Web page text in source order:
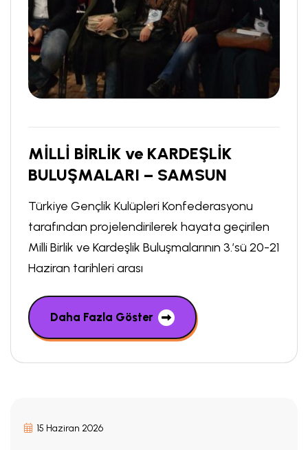
MİLLİ BİRLİK ve KARDEŞLİK
BULUŞMALARI – SAMSUN
Türkiye Gençlik Kulüpleri Konfederasyonu
tarafından projelendirilerek hayata geçirilen
Milli Birlik ve Kardeşlik Buluşmalarının 3.’sü 20-21
Haziran tarihleri arası
Daha Fazla Göster
15 Haziran 2026